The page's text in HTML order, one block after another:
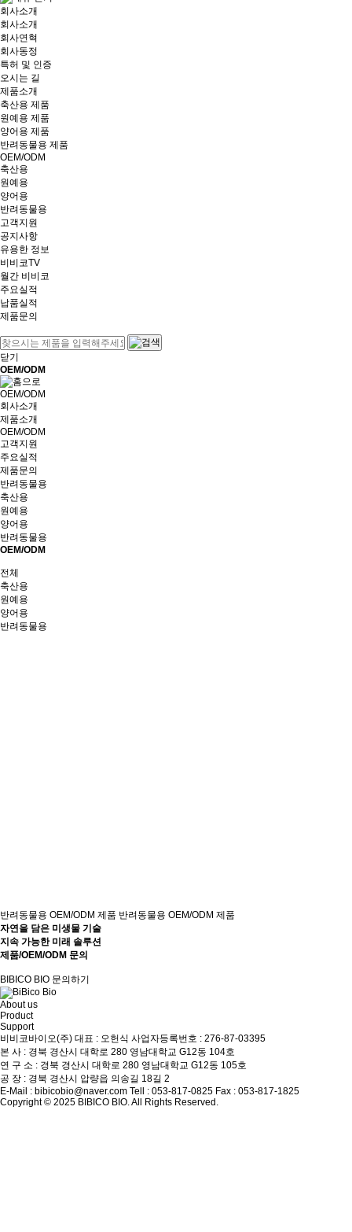
회사소개
회사소개
회사연혁
회사동정
특허 및 인증
오시는 길
제품소개
축산용 제품
원예용 제품
양어용 제품
반려동물용 제품
OEM/ODM
축산용
원예용
양어용
반려동물용
고객지원
공지사항
유용한 정보
비비코TV
월간 비비코
주요실적
납품실적
제품문의
닫기
OEM/ODM
OEM/ODM
회사소개
제품소개
OEM/ODM
고객지원
주요실적
제품문의
반려동물용
축산용
원예용
양어용
반려동물용
OEM/ODM
전체
축산용
원예용
양어용
반려동물용
반려동물용 OEM/ODM 제품 반려동물용 OEM/ODM 제품
자연을 담은 미생물 기술
지속 가능한 미래 솔루션
제품/OEM/ODM 문의
BIBICO BIO 문의하기
About us
Product
Support
비비코바이오(주) 대표 : 오헌식 사업자등록번호 : 276-87-03395
본 사 : 경북 경산시 대학로 280 영남대학교 G12동 104호
연 구 소 : 경북 경산시 대학로 280 영남대학교 G12동 105호
공 장 : 경북 경산시 압량읍 의송길 18길 2
E-Mail : bibicobio@naver.com Tell : 053-817-0825 Fax : 053-817-1825
Copyright © 2025 BIBICO BIO. All Rights Reserved.